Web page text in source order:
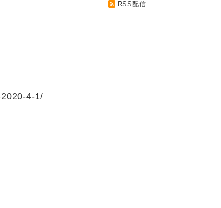
RSS配信
4-1/